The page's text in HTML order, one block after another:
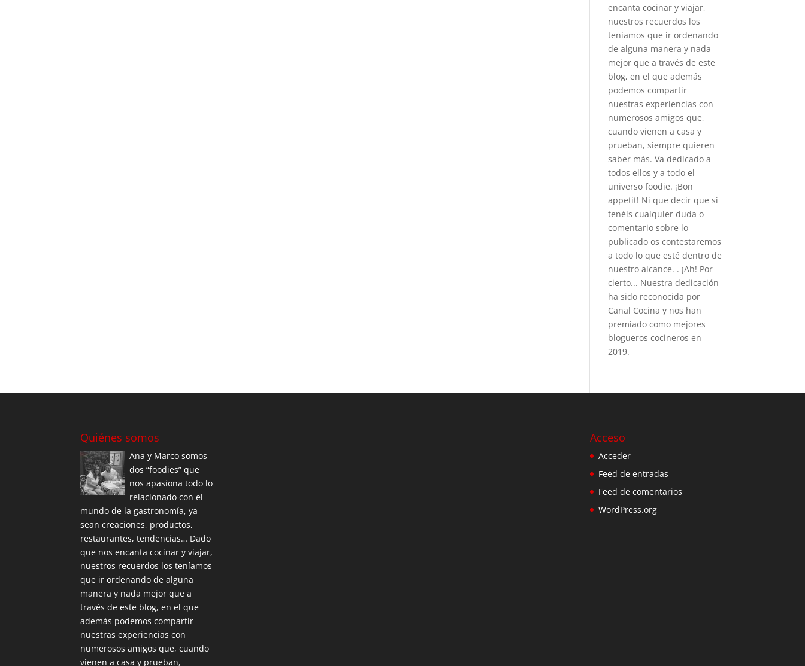
encanta cocinar y viajar,
nuestros recuerdos los
teníamos que ir ordenando
de alguna manera y nada
mejor que a través de este
blog, en el que además
podemos compartir
nuestras experiencias con
numerosos amigos que,
cuando vienen a casa y
prueban, siempre quieren
saber más. Va dedicado a
todos ellos y a todo el
universo foodie. ¡Bon
appetit! Ni que decir que si
tenéis cualquier duda o
comentario sobre lo
publicado os contestaremos
a todo lo que esté dentro de
nuestro alcance. . ¡Ah! Por
cierto... Nuestra dedicación
ha sido reconocida por
Canal Cocina y nos han
premiado como mejores
blogueros cocineros en
2019.
Quiénes somos
Ana y Marco somos
dos “foodies” que
nos apasiona todo lo
relacionado con el
mundo de la gastronomía, ya
sean creaciones, productos,
restaurantes, tendencias… Dado
que nos encanta cocinar y viajar,
nuestros recuerdos los teníamos
que ir ordenando de alguna
manera y nada mejor que a
través de este blog, en el que
además podemos compartir
nuestras experiencias con
numerosos amigos que, cuando
vienen a casa y prueban,
Acceso
Acceder
Feed de entradas
Feed de comentarios
WordPress.org